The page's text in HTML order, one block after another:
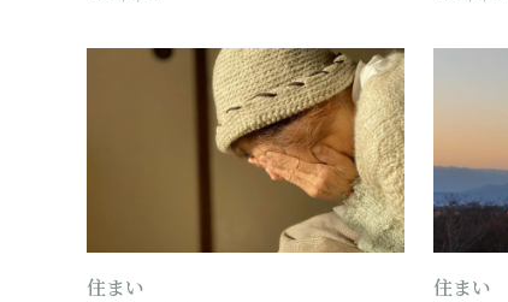
住まい
住まい